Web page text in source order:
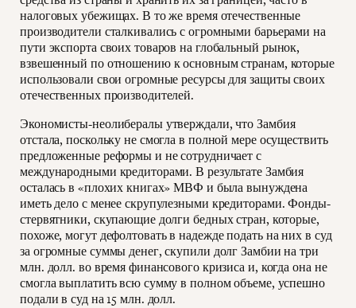
налоговых убежищах. В то же время отечественные
производители сталкивались с огромными барьерами на
пути экспорта своих товаров на глобальный рынок,
взвешенный по отношению к основным странам, которые
использовали свои огромные ресурсы для защиты своих
отечественных производителей.
Экономисты-неолибералы утверждали, что Замбия
отстала, поскольку не смогла в полной мере осуществить
предложенные реформы и не сотрудничает с
международными кредиторами. В результате Замбия
осталась в «плохих книгах» МВФ и была вынуждена
иметь дело с менее скрупулезными кредиторами. Фонды-
стервятники, скупающие долги бедных стран, которые,
похоже, могут дефолтовать в надежде подать на них в суд
за огромные суммы денег, скупили долг Замбии на три
млн. долл. во время финансового кризиса и, когда она не
смогла выплатить всю сумму в полном объеме, успешно
подали в суд на 15 млн. долл.